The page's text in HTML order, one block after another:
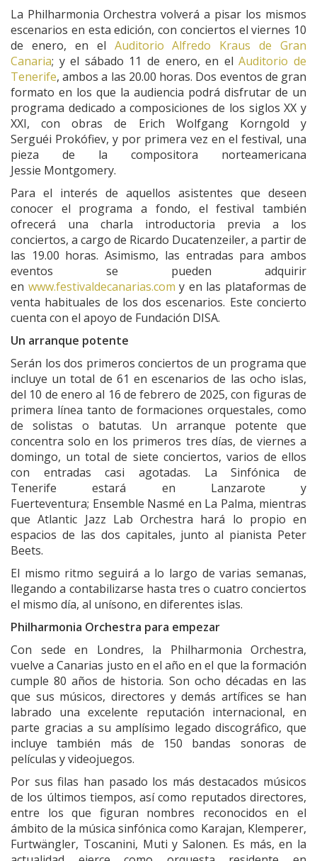
La Philharmonia Orchestra volverá a pisar los mismos
escenarios en esta edición, con conciertos el viernes 10
de enero, en el Auditorio Alfredo Kraus de Gran
Canaria; y el sábado 11 de enero, en elAuditorio de
Tenerife, ambos a las 20.00 horas. Dos eventos de gran
formato en los que la audiencia podrá disfrutar de un
programa dedicado a composiciones de los siglos XX y
XXI, con obras de Erich Wolfgang Korngold y
Serguéi Prokófiev, y por primera vez en el festival, una
pieza de la compositora norteamericana
Jessie Montgomery.
Para el interés de aquellos asistentes que deseen
conocer el programa a fondo, el festival también
ofrecerá una charla introductoria previa a los
conciertos, a cargo de Ricardo Ducatenzeiler, a partir de
las 19.00 horas. Asimismo, las entradas para ambos
eventos se pueden adquirir
en www.festivaldecanarias.com y en las plataformas de
venta habituales de los dos escenarios. Este concierto
cuenta con el apoyo de Fundación DISA.
Un arranque potente
Serán los dos primeros conciertos de un programa que
incluye un total de 61 en escenarios de las ocho islas,
del 10 de enero al 16 de febrero de 2025, con figuras de
primera línea tanto de formaciones orquestales, como
de solistas o batutas. Un arranque potente que
concentra solo en los primeros tres días, de viernes a
domingo, un total de siete conciertos, varios de ellos
con entradas casi agotadas. La Sinfónica de
Tenerife estará en Lanzarote y
Fuerteventura; Ensemble Nasmé en La Palma, mientras
que Atlantic Jazz Lab Orchestra hará lo propio en
espacios de las dos capitales, junto al pianista Peter
Beets.
El mismo ritmo seguirá a lo largo de varias semanas,
llegando a contabilizarse hasta tres o cuatro conciertos
el mismo día, al unísono, en diferentes islas.
Philharmonia Orchestra para empezar
Con sede en Londres, la Philharmonia Orchestra,
vuelve a Canarias justo en el año en el que la formación
cumple 80 años de historia. Son ocho décadas en las
que sus músicos, directores y demás artífices se han
labrado una excelente reputación internacional, en
parte gracias a su amplísimo legado discográfico, que
incluye también más de 150 bandas sonoras de
películas y videojuegos.
Por sus filas han pasado los más destacados músicos
de los últimos tiempos, así como reputados directores,
entre los que figuran nombres reconocidos en el
ámbito de la música sinfónica como Karajan, Klemperer,
Furtwängler, Toscanini, Muti y Salonen. Es más, en la